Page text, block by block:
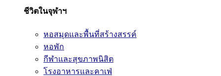
ชีวิตในจุฬาฯ
หอสมุดและพื้นที่สร้างสรรค์
หอพัก
กีฬาและสุขภาพนิสิต
โรงอาหารและคาเฟ่